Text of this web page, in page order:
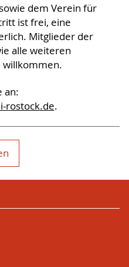
dem Verein für
ist frei, eine
Mitglieder der
alle weiteren
willkommen.
an:
rostock.de.